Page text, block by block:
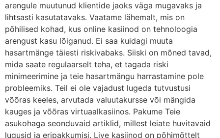
arengule muutunud klientide jaoks väga mugavaks ja
lihtsasti kasutatavaks. Vaatame lähemalt, mis on
põhilised kohad, kus online kasiinod on tehnoloogia
arengust kasu lõiganud. Ei saa kuidagi muuta
hasartmänge täiesti riskivabaks. Siiski on mõned tavad,
mida saate regulaarselt teha, et tagada riski
minimeerimine ja teie hasartmängu harrastamine pole
probleemiks. Teil ei ole vajadust lugeda tutvustusi
võõras keeles, arvutada valuutakursse või mängida
kauges ja võõras virtuaalkasiinos. Pakume Teie
asukohaga seonduvaid artiklid, millest leiate huvitavaid
lugusid ja eripakkumisi. Live kasiinod on põhimõttelt